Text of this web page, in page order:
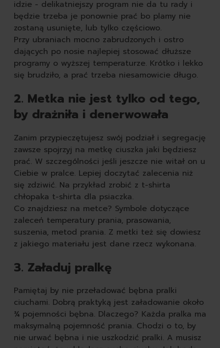
idzie - delikatniejszy program nie da tu rady i
będzie trzeba je ponownie prać bo plamy nie
zostaną usunięte, lub tylko częściowo.
Przy ubraniach mocno zabrudzonych i ostro
dających po nosie najlepiej stosować dłuższe
programy o wyższej temperaturze. Krótko i lekko
się brudziło, a prać trzeba niesamowicie długo.
2. Metka nie jest tylko od tego,
by drażniła i denerwowała
Zanim przypieczętujesz swój podział i segregację
zawsze spojrzyj na metkę ciuszka jaki będziesz
prać. W szczególności jeśli jeszcze nie witał on u
Ciebie w pralce. Lepiej doczytać zalecenia niż
się zdziwić. Na przykład zrobić z t-shirta
chłopaka t-shirta dla psiaczka.
Co znajdziesz na metce? Symbole dotyczące
zaleceń temperatury prania, prasowania,
suszenia, metod prania. Z metki też się dowiesz
z jakiego materiału jest dane rzecz wykonana.
3. Załaduj pralkę
Pamiętaj by nie przeładować bębna pralki
ciuchami. Dobrą praktyką jest załadowanie około
¾ pojemności bębna. Dlaczego? Każda pralka ma
maksymalną pojemność prania. Chodzi o to, by
nie urwać bębna i nie uszkodzić pralki. A musisz